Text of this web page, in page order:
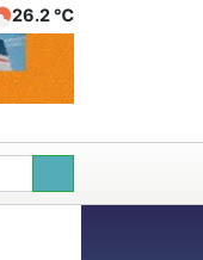
26.2 ℃